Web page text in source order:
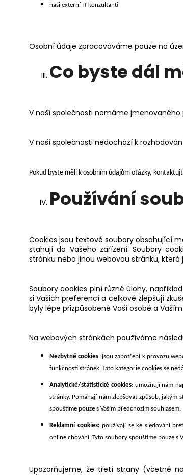
naši externí IT konzultanti
Osobní údaje zpracováváme pouze na
Co byste dál
V naší společnosti nemáme jmenovaného
V naší společnosti nedochází k
Pokud byste měli k osobním údajům otázky,
Používání
Cookies jsou textové soubory obsahující
stahují do Vašeho zařízení. Soubory
stránku nebo jinou webovou stránku, která
Soubory cookies plní různé úlohy,
si Vašich preferencí a celkově zlepšují
byly lépe přizpůsobené Vaší osobě a
Na webových stránkách používáme
Nezbytné cookies: jsou zapotřebí k provozu
funkčnosti stránek. Tato kategorie cookies se
Analytické/statistické cookies: umožňují nám
stránky. Pomáhají nám zlepšovat způsob,
spouštíme pouze s Vaším předchozím souhlasem.
Reklamní cookies: používají se ke sledování
online chování. Tyto soubory spouštíme pouze s
Upozorňujeme, že třetí strany (včetně